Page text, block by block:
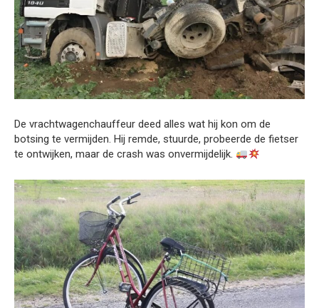
De vrachtwagenchauffeur deed alles wat hij kon om de
botsing te vermijden. Hij remde, stuurde, probeerde de fietser
te ontwijken, maar de crash was onvermijdelijk.